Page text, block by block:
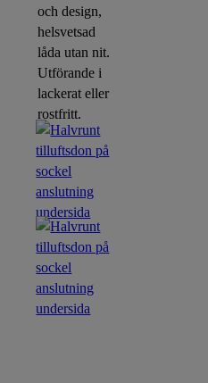
och design,
helsvetsad
låda utan nit.
Utförande i
lackerat eller
rostfritt.